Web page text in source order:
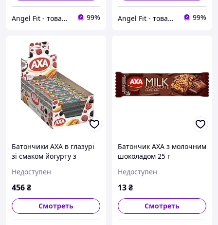
Angel Fit - товари для здоров'я, спорту та активного життя 99% Angel Fit - товари для здоров'я, спорту та активного життя 99%
Батончики АХА в глазурі
зі смаком йогурту з
журавлиною 35 г 24 шт
Недоступен
456₴
Смотреть
Батончик АХА з молочним
шоколадом 25 г
Недоступен
13₴
Смотреть